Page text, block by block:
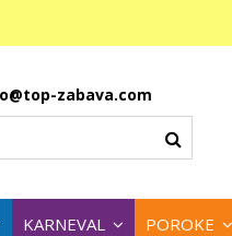
zabava.com
KARNEVAL POROKE